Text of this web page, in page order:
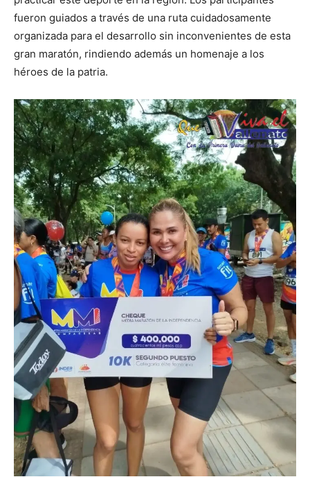
fueron guiados a través de una ruta cuidadosamente
organizada para el desarrollo sin inconvenientes de esta
gran maratón, rindiendo además un homenaje a los
héroes de la patria.